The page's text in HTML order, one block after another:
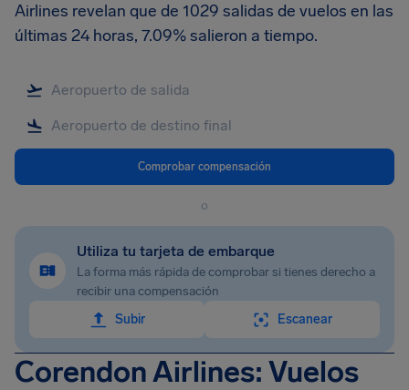
Airlines revelan que de 1029 salidas de vuelos en las
últimas 24 horas, 7.09% salieron a tiempo.
Comprobar compensación
o
Utiliza tu tarjeta de embarque
La forma más rápida de comprobar si tienes derecho a
recibir una compensación
Subir
Escanear
Corendon Airlines: Vuelos